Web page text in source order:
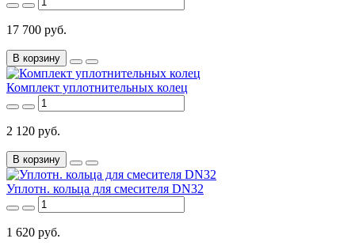
17 700 руб.
В корзину
Комплект уплотнительных колец
2 120 руб.
В корзину
Уплотн. кольца для смесителя DN32
1 620 руб.